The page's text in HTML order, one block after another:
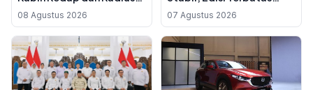
Putar 5,4 Meter
08 Agustus 2026
2025 Paling Mahal
07 Agustus 2026